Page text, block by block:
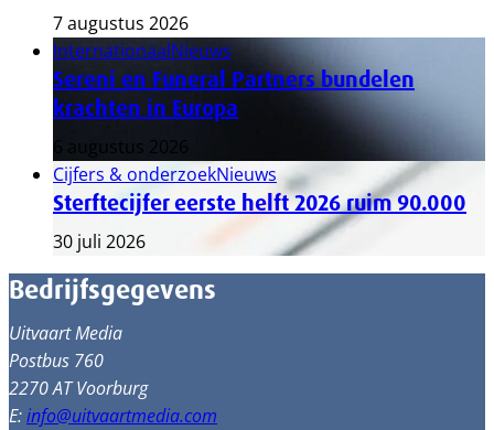
7 augustus 2026
InternationaalNieuws
Sereni en Funeral Partners bundelen
krachten in Europa
6 augustus 2026
Cijfers & onderzoekNieuws
Sterftecijfer eerste helft 2026 ruim 90.000
30 juli 2026
Bedrijfsgegevens
Uitvaart Media
Postbus 760
2270 AT Voorburg
E:info@uitvaartmedia.com